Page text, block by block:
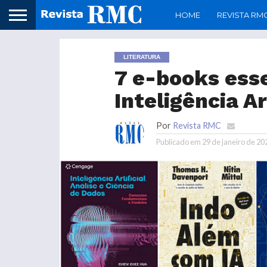
HOME REVISTA
LITERATURA
7 e-books
Inteligência
Por Revista RMC
Publicado em 29 de janeiro de